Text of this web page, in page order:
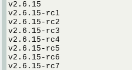
v2.6.15
v2.6.15-rc1
v2.6.15-rc2
v2.6.15-rc3
v2.6.15-rc4
v2.6.15-rc5
v2.6.15-rc6
v2.6.15-rc7